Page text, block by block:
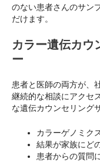
のない患者さんのサン
だけます。
カラー遺伝カウ
ー
患者と医師の両方が、
継続的な相談にアクセ
な遺伝カウンセリング
カラーゲノミク
結果が家族にど
患者からの質問